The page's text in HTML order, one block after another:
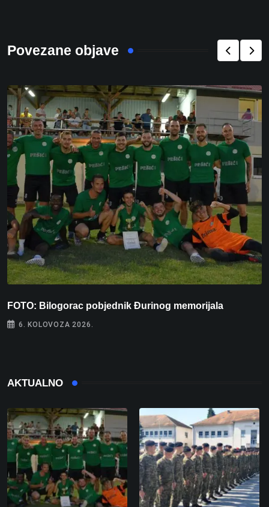
Povezane objave
FOTO: Bilogorac pobjednik Đurinog memorijala
6. KOLOVOZA 2026.
AKTUALNO